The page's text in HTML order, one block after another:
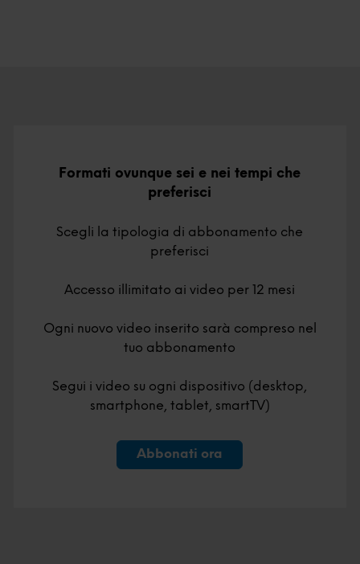
Formati ovunque sei e nei tempi che
preferisci
Scegli la tipologia di abbonamento che
preferisci
Accesso illimitato ai video per 12 mesi
Ogni nuovo video inserito sarà compreso nel
tuo abbonamento
Segui i video su ogni dispositivo (desktop,
smartphone, tablet, smartTV)
Abbonati ora